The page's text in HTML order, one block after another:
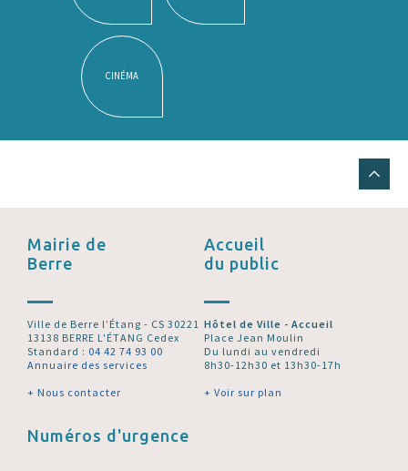
CINÉMA
Mairie de
Berre
Ville de Berre l’Étang - CS 30221
13138 BERRE L'ÉTANG Cedex
Standard : 04 42 74 93 00
Annuaire des services
+ Nous contacter
Accueil
du public
Hôtel de Ville - Accueil
Place Jean Moulin
Du lundi au vendredi
8h30-12h30 et 13h30-17h
+ Voir sur plan
Numéros d'urgence